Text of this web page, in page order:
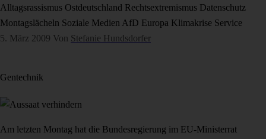
Alltagsrassismus Ostdeutschland Rechtsextremismus Datenschutz
Montagslächeln Soziale Medien AfD Europa Klimakrise Service
5. März 2009 Von Stefanie Hundsdorfer
Gentechnik
Am letzten Montag hat die Bundesregierung im EU-Ministerrat